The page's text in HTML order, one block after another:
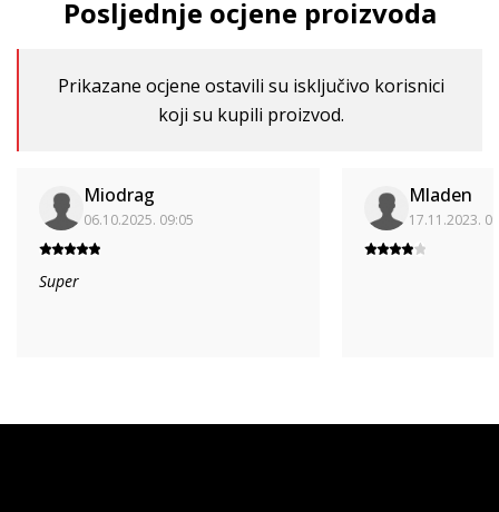
Posljednje ocjene proizvoda
Prikazane ocjene ostavili su isključivo korisnici
koji su kupili proizvod.
Miodrag
06.10.2025. 09:05
Super
Mladen
17.11.2023.